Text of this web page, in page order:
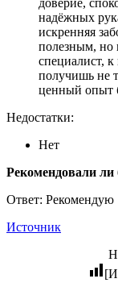
надёжных
искренняя
полезным, но
специалист, к
получишь не
ценный опыт
Недостатки:
Нет
Рекомендовали ли
Ответ: Рекомендую
Источник